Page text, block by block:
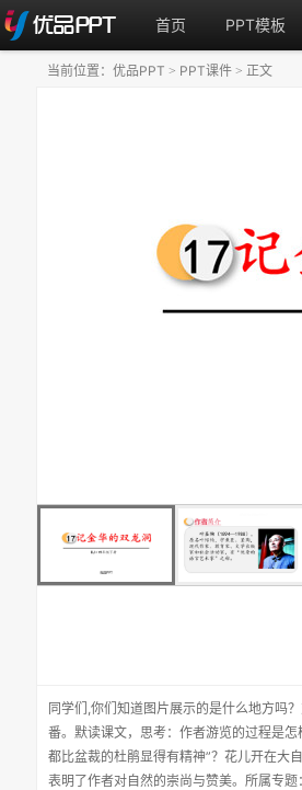
首页 PPT模板
同学们,你们知道图片展示的是什么地方吗
番。默读课文，思考：作者游览的过程是
都比盆裁的杜鹃显得有精神”？花儿开在大
表明了作者对自然的崇尚与赞美。所属专题：
当前位置： 优品PPT > PPT课件 > 正文